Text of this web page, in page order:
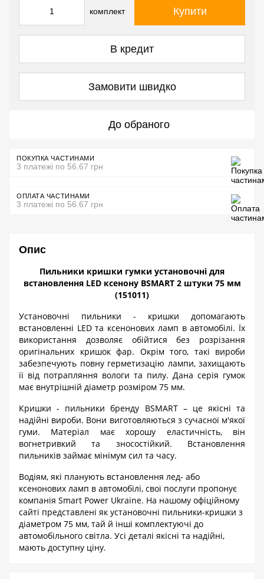
комплект Купити
В кредит
Замовити швидко
До обраного
ПОКУПКА ЧАСТИНАМИ
3 платежі по 56.67 грн
ОПЛАТА ЧАСТИНАМИ
3 платежі по 56.67 грн
Опис
Пильники кришки гумки установочні для
встановлення LED ксенону BSMART 2 штуки 75 мм
(151011)
Установочні пильники - кришки допомагають
встановленні LED та ксенонових ламп в автомобілі. Їх
використання дозволяє обійтися без розрізання
оригінальних кришок фар. Окрім того, такі вироби
забезпечують повну герметизацію лампи, захищають
її від потрапляння вологи та пилу. Дана серія гумок
має внутрішній діаметр розміром 75 мм.
Кришки - пильники бренду BSMART – це якісні та
надійні вироби. Вони виготовляються з сучасної м'якої
гуми. Матеріал має хорошу еластичність, він
вогнетривкий та зносостійкий. Встановлення
пильників займає мінімум сил та часу.
Водіям, які планують встановлення лед- або
ксенонових ламп в автомобілі, свої послуги пропонує
компанія Smart Power Ukraine. На нашому офіційному
сайті представлені як установочні пильники-кришки з
діаметром 75 мм, тай й інші комплектуючі до
автомобільного світла. Усі деталі якісні та надійні,
мають доступну ціну.